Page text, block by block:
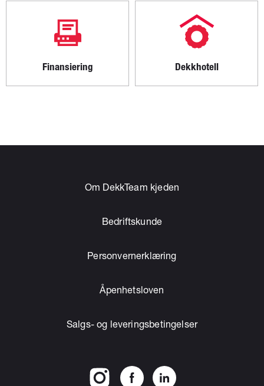
Finansiering Dekkhotell
Om DekkTeam kjeden
Bedriftskunde
Personvernerklæring
Åpenhetsloven
Salgs- og leveringsbetingelser